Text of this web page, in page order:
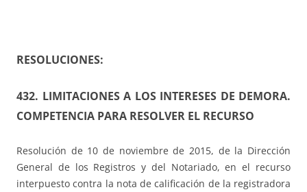
RESOLUCIONES:
432. LIMITACIONES A LOS INTERESES DE DEMORA.
COMPETENCIA PARA RESOLVER EL RECURSO
Resolución de 10 de noviembre de 2015, de la Dirección
General de los Registros y del Notariado, en el recurso
interpuesto contra la nota de calificación de la registradora